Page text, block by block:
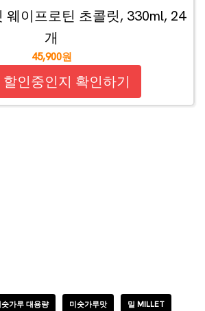
웨이프로틴 초콜릿, 330ml, 24
개
45,900원
할인중인지 확인하기
가루 대용량 미숫가루맛 밀 MILLET